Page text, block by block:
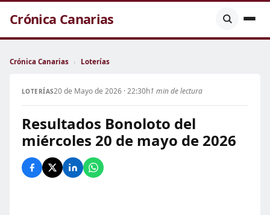
Crónica Canarias
Crónica Canarias › Loterías
LOTERÍAS20 de Mayo de 2026 · 22:30h1 min de lectura
Resultados Bonoloto del
miércoles 20 de mayo de 2026